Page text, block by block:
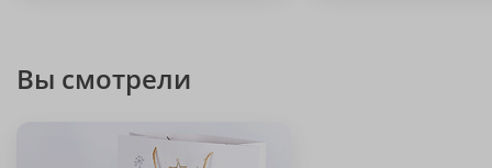
Вы смотрели